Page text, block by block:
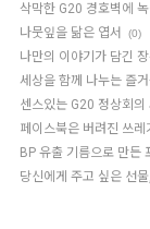
삭막한 G20 경호벽에
나뭇잎을 닮은 엽서 (0)
나만의 이야기가 담긴
세상을 함께 나누는 즐
센스있는 G20 정상회의
페이스북은 버려진 쓰레
BP 유출 기름으로 만든
당신에게 주고 싶은 선